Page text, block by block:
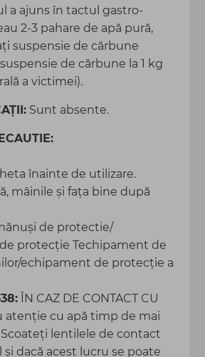
a ajuns în tactul gastro-
2-3 pahare de apă pură,
suspensie de cărbune
de cărbune la 1 kg
a victimei).
Sunt absente.
înainte de utilizare.
mâinile şi faţa bine după
de protectie/
protecţie Techipament de
echipament de protecție a
ÎN CAZ DE CONTACT CU
atenție cu apă timp de mai
lentilele de contact
şi dacă acest lucru se poate